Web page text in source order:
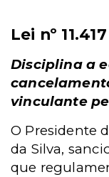
Lei nº 11.417
Disciplina a
vinculante
O Presidente
da Silva,
que